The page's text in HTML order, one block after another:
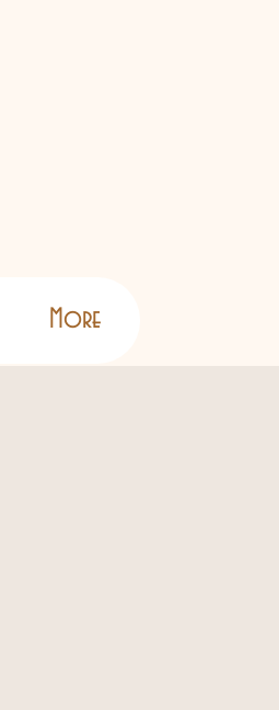
More